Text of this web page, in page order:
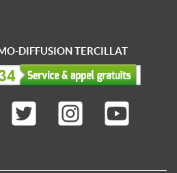
DIFFUSION TERCILLAT